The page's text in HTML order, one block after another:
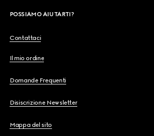
POSSIAMO AIUTARTI?
Contattaci
Il mio ordine
Domande Frequenti
Disiscrizione Newsletter
Mappa del sito